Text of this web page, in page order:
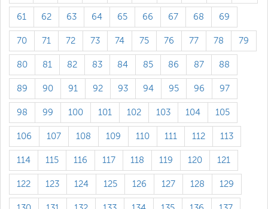
61 62 63 64 65 66 67 68 69
70 71 72 73 74 75 76 77 78 79
80 81 82 83 84 85 86 87 88
89 90 91 92 93 94 95 96 97
98 99 100 101 102 103 104 105
106 107 108 109 110 111 112 113
114 115 116 117 118 119 120 121
122 123 124 125 126 127 128 129